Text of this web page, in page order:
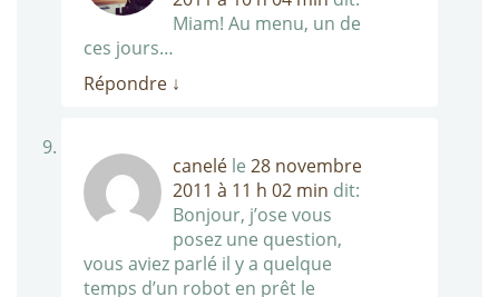
Miam! Au menu, un de
ces jours…
Répondre ↓
canelé le 28 novembre
2011 à 11 h 02 min dit:
Bonjour, j’ose vous
posez une question,
vous aviez parlé il y a quelque
temps d’un robot en prêt le